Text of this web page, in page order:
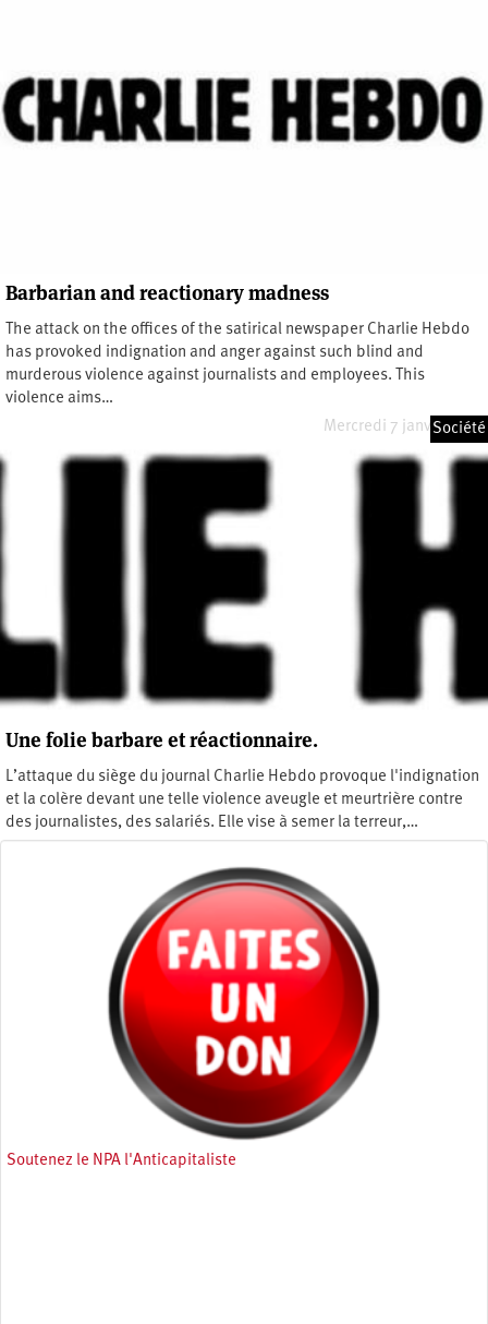
Barbarian and reactionary madness
The attack on the offices of the satirical newspaper Charlie Hebdo
has provoked indignation and anger against such blind and
murderous violence against journalists and employees. This
violence aims…
Mercredi 7 janvier 2015
Société
Une folie barbare et réactionnaire.
L’attaque du siège du journal Charlie Hebdo provoque l'indignation
et la colère devant une telle violence aveugle et meurtrière contre
des journalistes, des salariés. Elle vise à semer la terreur,…
Soutenez le NPA l'Anticapitaliste